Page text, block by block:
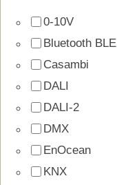
0-10V
Bluetooth BLE
Casambi
DALI
DALI-2
DMX
EnOcean
KNX